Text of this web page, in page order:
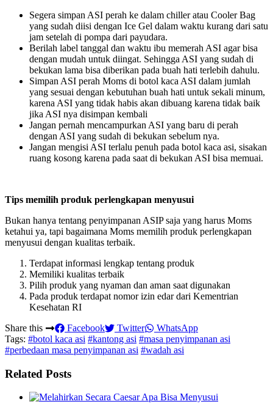
Segera simpan ASI perah ke dalam chiller atau Cooler Bag
yang sudah diisi dengan Ice Gel dalam waktu kurang dari satu
jam setelah di pompa dari payudara.
Berilah label tanggal dan waktu ibu memerah ASI agar bisa
dengan mudah untuk diingat. Sehingga ASI yang sudah di
bekukan lama bisa diberikan pada buah hati terlebih dahulu.
Simpan ASI perah Moms di botol kaca ASI dalam jumlah
yang sesuai dengan kebutuhan buah hati untuk sekali minum,
karena ASI yang tidak habis akan dibuang karena tidak baik
jika ASI nya disimpan kembali
Jangan pernah mencampurkan ASI yang baru di perah
dengan ASI yang sudah di bekukan sebelum nya.
Jangan mengisi ASI terlalu penuh pada botol kaca asi, sisakan
ruang kosong karena pada saat di bekukan ASI bisa memuai.
Tips memilih produk perlengkapan menyusui
Bukan hanya tentang penyimpanan ASIP saja yang harus Moms
ketahui ya, tapi bagaimana Moms memilih produk perlengkapan
menyusui dengan kualitas terbaik.
Terdapat informasi lengkap tentang produk
Memiliki kualitas terbaik
Pilih produk yang nyaman dan aman saat digunakan
Pada produk terdapat nomor izin edar dari Kementrian
Kesehatan RI
Share this
Facebook Twitter
WhatsApp
Tags: #botol kaca asi #kantong asi #masa penyimpanan asi
#perbedaan masa penyimpanan asi #wadah asi
Related Posts